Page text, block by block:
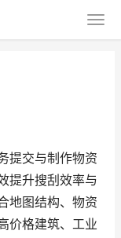
提交与制作物资
提升搜刮效率与
地图结构、物资
价格建筑、工业